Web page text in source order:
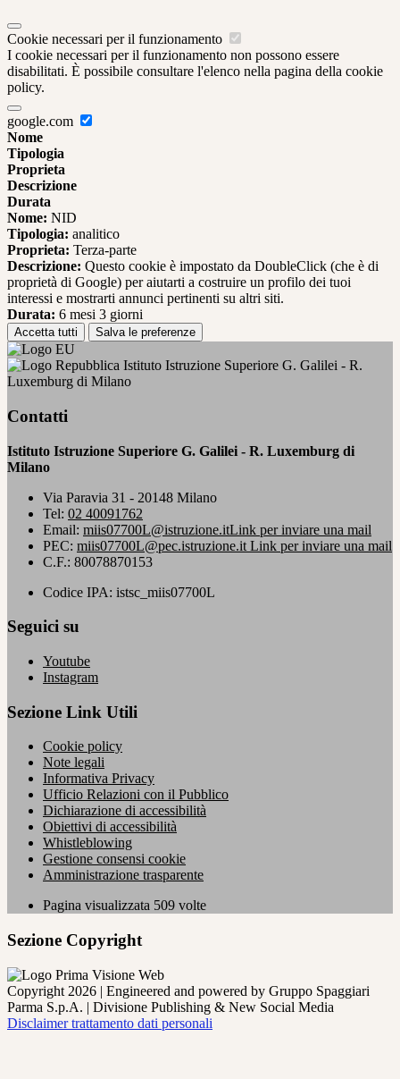
Cookie necessari per il funzionamento
I cookie necessari per il funzionamento non possono essere
disabilitati. È possibile consultare l'elenco nella pagina della cookie
policy.
google.com
Nome
Tipologia
Proprieta
Descrizione
Durata
Nome: NID
Tipologia: analitico
Proprieta: Terza-parte
Descrizione: Questo cookie è impostato da DoubleClick (che è di
proprietà di Google) per aiutarti a costruire un profilo dei tuoi
interessi e mostrarti annunci pertinenti su altri siti.
Durata: 6 mesi 3 giorni
Accetta tutti Salva le preferenze
Istituto Istruzione Superiore G. Galilei - R.
Luxemburg di Milano
Contatti
Istituto Istruzione Superiore G. Galilei - R. Luxemburg di
Milano
Via Paravia 31 - 20148 Milano
Tel: 02 40091762
Email: miis07700L@istruzione.itLink per inviare una mail
PEC: miis07700L@pec.istruzione.it Link per inviare una mail
C.F.: 80078870153
Codice IPA: istsc_miis07700L
Seguici su
Youtube
Instagram
Sezione Link Utili
Cookie policy
Note legali
Informativa Privacy
Ufficio Relazioni con il Pubblico
Dichiarazione di accessibilità
Obiettivi di accessibilità
Whistleblowing
Gestione consensi cookie
Amministrazione trasparente
Pagina visualizzata 509 volte
Sezione Copyright
Copyright 2026 | Engineered and powered by Gruppo Spaggiari
Parma S.p.A. | Divisione Publishing & New Social Media
Disclaimer trattamento dati personali